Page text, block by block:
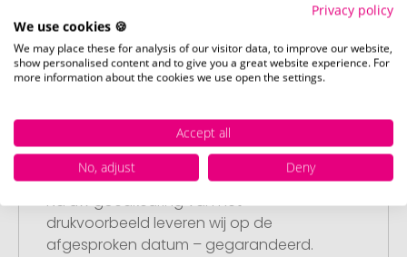
U ontvangt van ons een gratis
drukvoorbeeld met uw ontwerp. Zodra u
dit heeft goedgekeurd, starten wij direct
met de productie.
Stap 4:
Punctuele en snelle levering
Na uw goedkeuring van het
drukvoorbeeld leveren wij op de
afgesproken datum – gegarandeerd.
Privacy policy
We use cookies 🍪
We may place these for analysis of our visitor data, to improve our website,
show personalised content and to give you a great website experience. For
more information about the cookies we use open the settings.
Accept all
No, adjust
Deny